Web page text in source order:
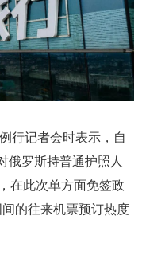
行记者会时表示，自
俄罗斯持普通护照人
在此次单方面免签政
的往来机票预订热度